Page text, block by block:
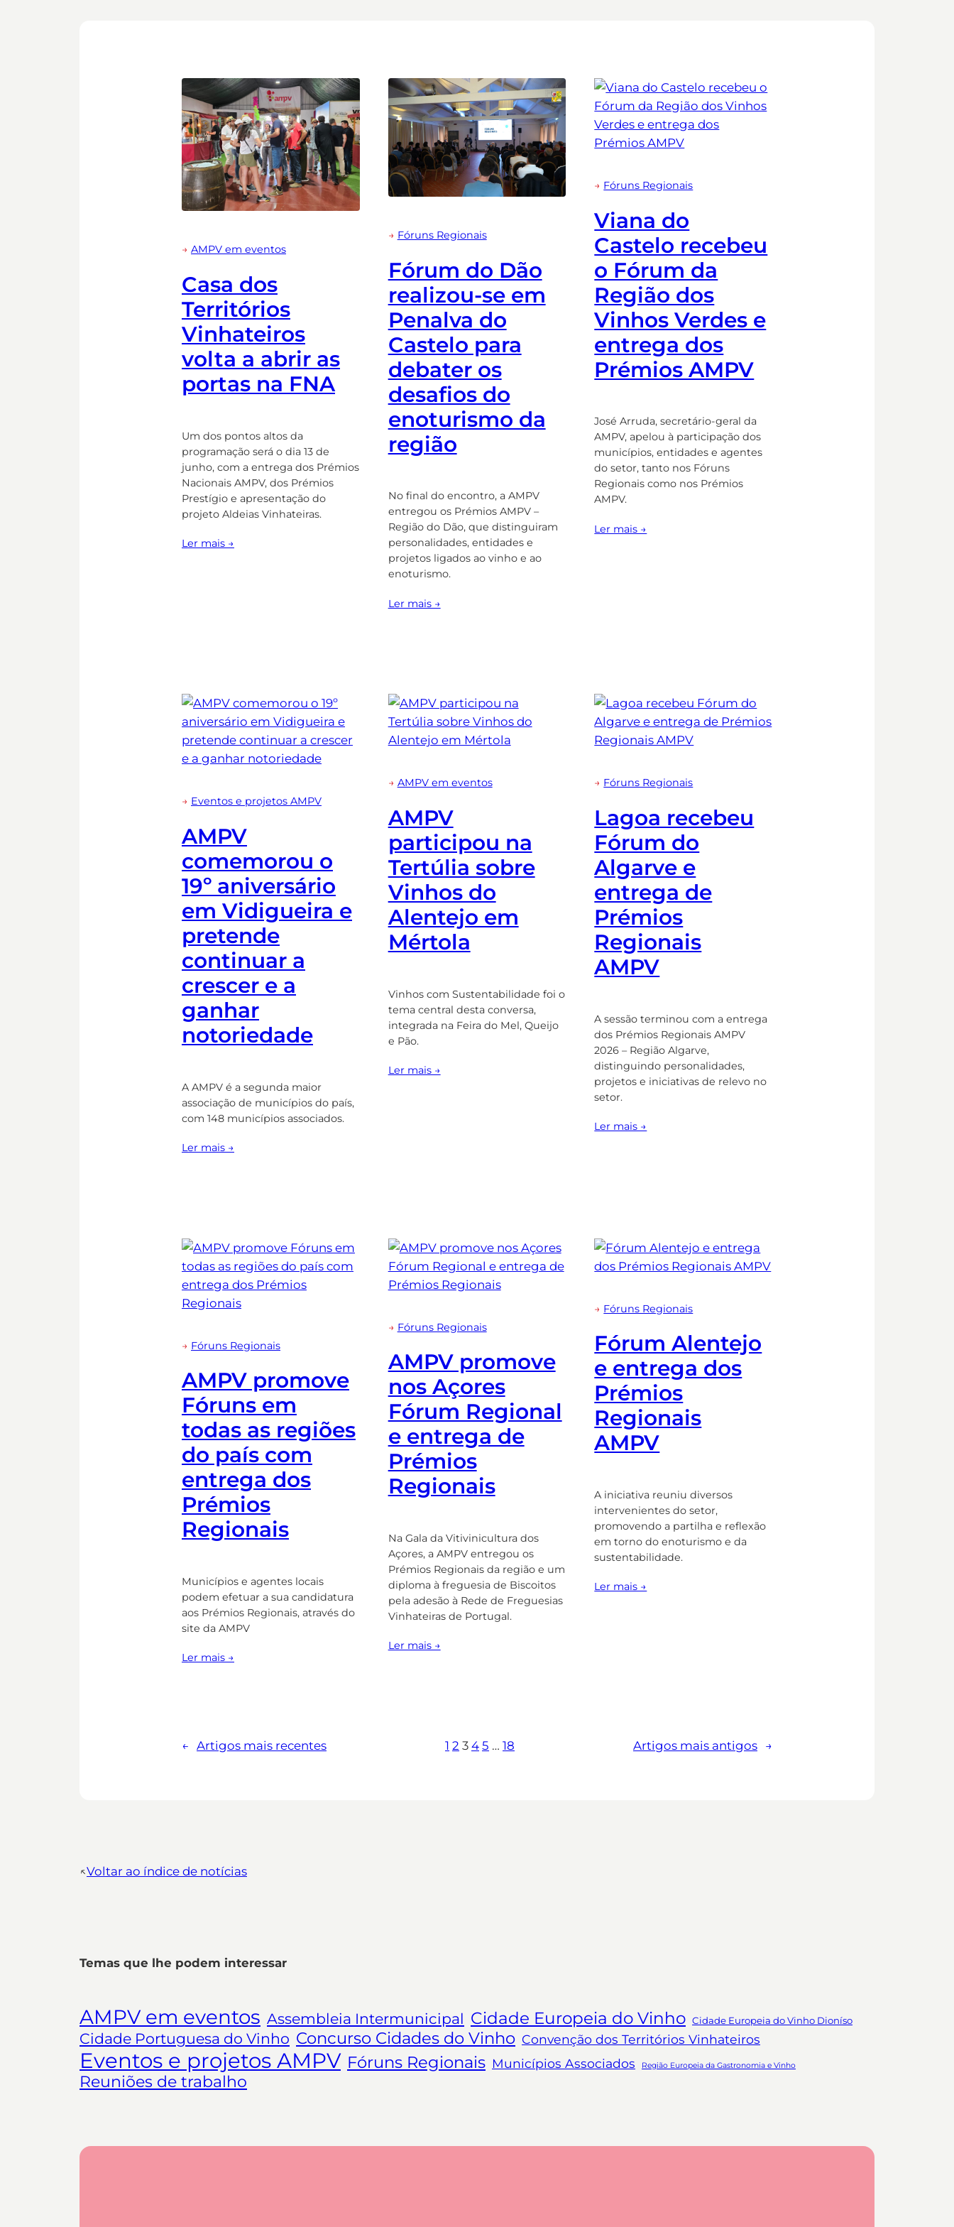
→ AMPV em eventos
Casa dos
Territórios
Vinhateiros
volta a abrir as
portas na FNA
Um dos pontos altos da
programação será o dia 13 de
junho, com a entrega dos Prémios
Nacionais AMPV, dos Prémios
Prestígio e apresentação do
projeto Aldeias Vinhateiras.
Ler mais →
→ Fóruns Regionais
Fórum do Dão
realizou-se em
Penalva do
Castelo para
debater os
desafios do
enoturismo da
região
No final do encontro, a AMPV
entregou os Prémios AMPV –
Região do Dão, que distinguiram
personalidades, entidades e
projetos ligados ao vinho e ao
enoturismo.
Ler mais →
→ Fóruns Regionais
Viana do
Castelo recebeu
o Fórum da
Região dos
Vinhos Verdes e
entrega dos
Prémios AMPV
José Arruda, secretário-geral da
AMPV, apelou à participação dos
municípios, entidades e agentes
do setor, tanto nos Fóruns
Regionais como nos Prémios
AMPV.
Ler mais →
→ Eventos e projetos AMPV
AMPV
comemorou o
19º aniversário
em Vidigueira e
pretende
continuar a
crescer e a
ganhar
notoriedade
A AMPV é a segunda maior
associação de municípios do país,
com 148 municípios associados.
Ler mais →
→ AMPV em eventos
AMPV
participou na
Tertúlia sobre
Vinhos do
Alentejo em
Mértola
Vinhos com Sustentabilidade foi o
tema central desta conversa,
integrada na Feira do Mel, Queijo
e Pão.
Ler mais →
→ Fóruns Regionais
Lagoa recebeu
Fórum do
Algarve e
entrega de
Prémios
Regionais
AMPV
A sessão terminou com a entrega
dos Prémios Regionais AMPV
2026 – Região Algarve,
distinguindo personalidades,
projetos e iniciativas de relevo no
setor.
Ler mais →
→ Fóruns Regionais
AMPV promove
Fóruns em
todas as regiões
do país com
entrega dos
Prémios
Regionais
Municípios e agentes locais
podem efetuar a sua candidatura
aos Prémios Regionais, através do
site da AMPV
Ler mais →
→ Fóruns Regionais
AMPV promove
nos Açores
Fórum Regional
e entrega de
Prémios
Regionais
Na Gala da Vitivinicultura dos
Açores, a AMPV entregou os
Prémios Regionais da região e um
diploma à freguesia de Biscoitos
pela adesão à Rede de Freguesias
Vinhateiras de Portugal.
Ler mais →
→ Fóruns Regionais
Fórum Alentejo
e entrega dos
Prémios
Regionais
AMPV
A iniciativa reuniu diversos
intervenientes do setor,
promovendo a partilha e reflexão
em torno do enoturismo e da
sustentabilidade.
Ler mais →
← Artigos mais recentes 1 2 3 4 5 … 18 Artigos mais antigos →
↖︎Voltar ao índice de notícias
Temas que lhe podem interessar
AMPV em eventos Assembleia Intermunicipal Cidade Europeia do Vinho Cidade Europeia do Vinho Dioníso
Cidade Portuguesa do Vinho Concurso Cidades do Vinho Convenção dos Territórios Vinhateiros
Eventos e projetos AMPV Fóruns Regionais Municípios Associados Região Europeia da Gastronomia e Vinho
Reuniões de trabalho